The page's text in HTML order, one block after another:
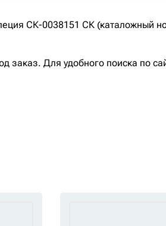
СК-0038151 СК (каталожный
Для удобного поиска по